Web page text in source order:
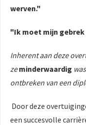
werven."
"Ik moet mijn
Inherent aan deze
zeminderwaardig
ontbreken van een
Door deze
een succesvolle